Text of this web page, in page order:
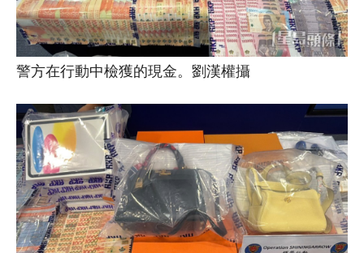
警方在行動中檢獲的現金。劉漢權攝